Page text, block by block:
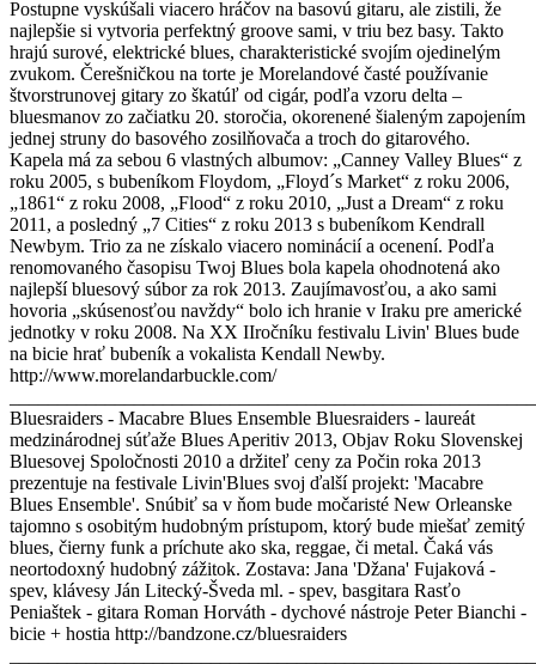
Postupne vyskúšali viacero hráčov na basovú gitaru, ale zistili, že
najlepšie si vytvoria perfektný groove sami, v triu bez basy. Takto
hrajú surové, elektrické blues, charakteristické svojím ojedinelým
zvukom. Čerešničkou na torte je Morelandové časté používanie
štvorstrunovej gitary zo škatúľ od cigár, podľa vzoru delta –
bluesmanov zo začiatku 20. storočia, okorenené šialeným zapojením
jednej struny do basového zosilňovača a troch do gitarového.
Kapela má za sebou 6 vlastných albumov: „Canney Valley Blues“ z
roku 2005, s bubeníkom Floydom, „Floyd´s Market“ z roku 2006,
„1861“ z roku 2008, „Flood“ z roku 2010, „Just a Dream“ z roku
2011, a posledný „7 Cities“ z roku 2013 s bubeníkom Kendrall
Newbym. Trio za ne získalo viacero nominácií a ocenení. Podľa
renomovaného časopisu Twoj Blues bola kapela ohodnotená ako
najlepší bluesový súbor za rok 2013. Zaujímavosťou, a ako sami
hovoria „skúsenosťou navždy“ bolo ich hranie v Iraku pre americké
jednotky v roku 2008. Na XX IIročníku festivalu Livin' Blues bude
na bicie hrať bubeník a vokalista Kendall Newby.
http://www.morelandarbuckle.com/
Bluesraiders - Macabre Blues Ensemble Bluesraiders - laureát
medzinárodnej súťaže Blues Aperitiv 2013, Objav Roku Slovenskej
Bluesovej Spoločnosti 2010 a držiteľ ceny za Počin roka 2013
prezentuje na festivale Livin'Blues svoj ďalší projekt: 'Macabre
Blues Ensemble'. Snúbiť sa v ňom bude močaristé New Orleanske
tajomno s osobitým hudobným prístupom, ktorý bude miešať zemitý
blues, čierny funk a príchute ako ska, reggae, či metal. Čaká vás
neortodoxný hudobný zážitok. Zostava: Jana 'Džana' Fujaková -
spev, klávesy Ján Litecký-Šveda ml. - spev, basgitara Rasťo
Peniaštek - gitara Roman Horváth - dychové nástroje Peter Bianchi -
bicie + hostia http://bandzone.cz/bluesraiders